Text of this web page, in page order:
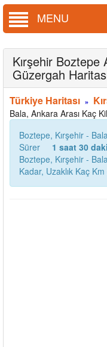
MENU
Kırşehir Boztepe
Güzergah
Türkiye Haritası »
Bala, Ankara Arası Kaç
Boztepe, Kırşehir -
Sürer
1 saat 30
Boztepe, Kırşehir -
Kadar, Uzaklık Kaç Km